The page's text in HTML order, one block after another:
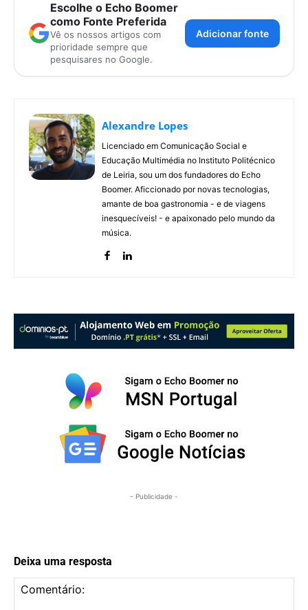
Escolhe o Echo Boomer
como Fonte Preferida
Vê os nossos artigos com
prioridade sempre que
pesquisares no Google.
Adicionar fonte
Alexandre Lopes
Licenciado em Comunicação Social e
Educação Multimédia no Instituto Politécnico
de Leiria, sou um dos fundadores do Echo
Boomer. Aficcionado por novas tecnologias,
amante de boa gastronomia - e de viagens
inesquecíveis! - e apaixonado pelo mundo da
música.
- Publicidade -
Deixa uma resposta